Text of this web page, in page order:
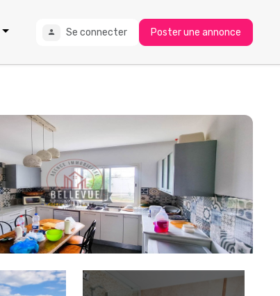
Se connecter Poster une annonce